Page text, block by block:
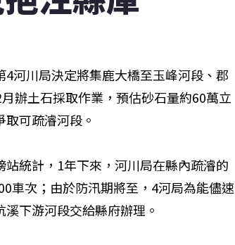
河川局決定將集鹿大橋至玉峰河段、郡
辦土石採取作業，預估砂石量約60萬立
可疏濬河段。
統計，1年下來，河川局在縣內疏濬的
車次；由於防汛期將至，4河局為能儘速
下游河段交給縣府辦理。